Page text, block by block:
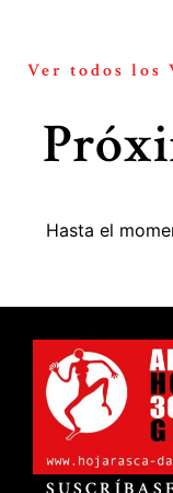
Ver todos los
Hasta el